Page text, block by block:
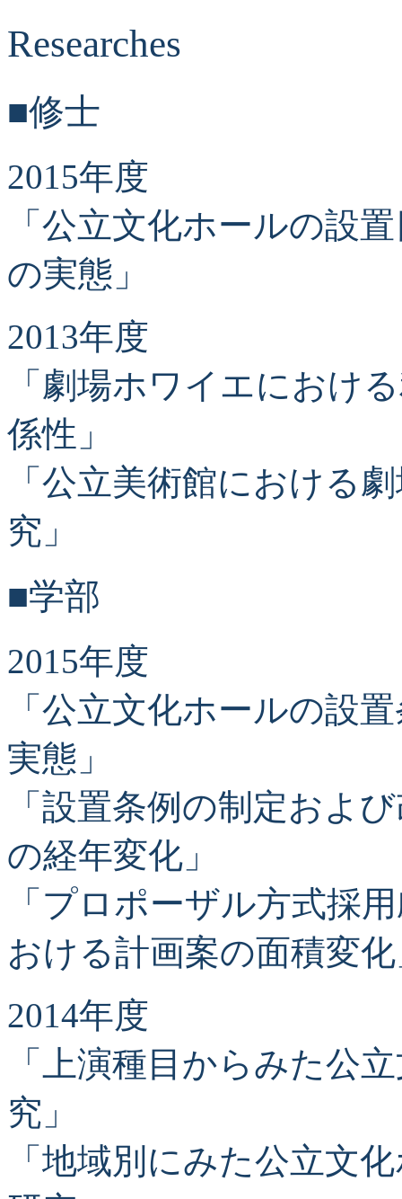
Researches
■修士
2015年度
「公立文化ホールの設
の実態」
2013年度
「劇場ホワイエにおけ
係性」
「公立美術館における
究」
■学部
2015年度
「公立文化ホールの設
実態」
「設置条例の制定およ
の経年変化」
「プロポーザル方式採
おける計画案の面積変
2014年度
「上演種目からみた公
究」
「地域別にみた公立文